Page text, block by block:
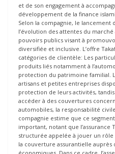
et de son engagement à
développement de la finance
Selon la compagnie, le
l’évolution des attentes du
pouvoirs publics visant à
diversifiée et inclusive. L’offre
catégories de clientèle: Les
produits liés notamment à
protection du patrimoine familial.
artisans et petites entreprises
protection de leurs activités,
accéder à des couvertures
automobiles, la responsabilité
compagnie estime que ce
important, notant que l’assurance
structurée appelée à jouer un rôle
la couverture assurantielle